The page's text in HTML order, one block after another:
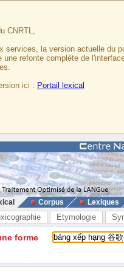
CNRTL,
services, la version actuelle du
une refonte complète de
ici : Portail lexical
Corpus Lexiques
Etymologie
forme